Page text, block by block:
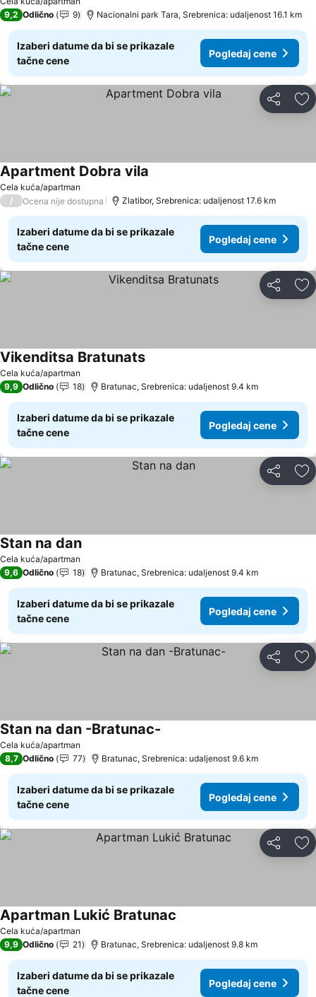
9,2 Odlično 9 Nacionalni park Tara, Srebrenica: udaljenost 16.1 km
Izaberi datume da bi se prikazale
tačne cene
Pogledaj cene
Deli
Cela kuća/apartman
Apartment Dobra vila
/ Ocena nije dostupna Zlatibor, Srebrenica: udaljenost 17.6 km
Izaberi datume da bi se prikazale
tačne cene
Pogledaj cene
Deli
Cela kuća/apartman
Vikenditsa Bratunats
9,9 Odlično 18 Bratunac, Srebrenica: udaljenost 9.4 km
Izaberi datume da bi se prikazale
tačne cene
Pogledaj cene
Deli
Cela kuća/apartman
Stan na dan
9,6 Odlično 18 Bratunac, Srebrenica: udaljenost 9.4 km
Izaberi datume da bi se prikazale
tačne cene
Pogledaj cene
Deli
Cela kuća/apartman
Stan na dan -Bratunac-
8,7 Odlično 77 Bratunac, Srebrenica: udaljenost 9.6 km
Izaberi datume da bi se prikazale
tačne cene
Pogledaj cene
Deli
Cela kuća/apartman
Apartman Lukić Bratunac
9,9 Odlično 21 Bratunac, Srebrenica: udaljenost 9.8 km
Izaberi datume da bi se prikazale
tačne cene
Pogledaj cene